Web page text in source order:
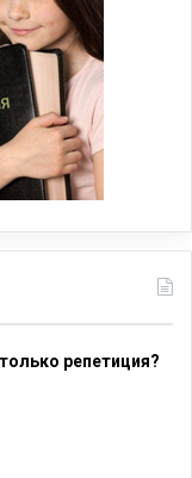
репетиция?